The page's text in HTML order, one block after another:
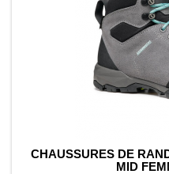
CHAUSSURES DE
MID